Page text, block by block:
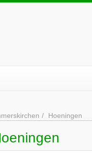
Hoeningen